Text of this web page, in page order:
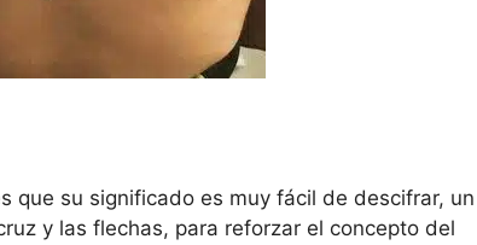
que su significado es muy fácil de descifrar, un
y las flechas, para reforzar el concepto del